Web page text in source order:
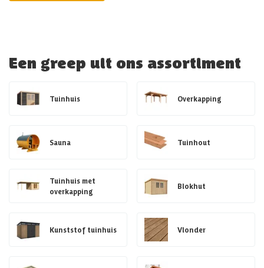
Een greep uit ons assortiment
Tuinhuis Overkapping
Sauna Tuinhout
Tuinhuis met
overkapping
Blokhut
Kunststof tuinhuis Vlonder